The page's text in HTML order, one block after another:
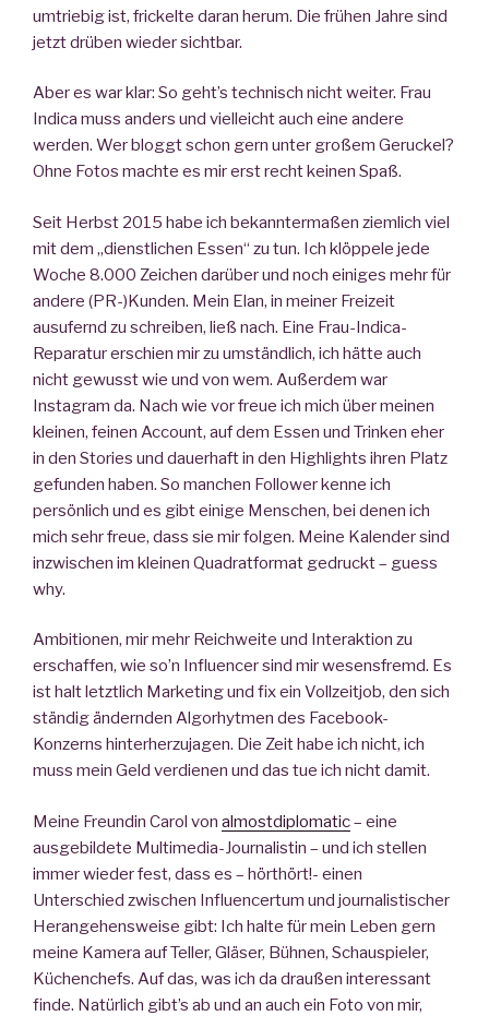
umtriebig ist, frickelte daran herum. Die frühen Jahre sind
jetzt drüben wieder sichtbar.
Aber es war klar: So geht’s technisch nicht weiter. Frau
Indica muss anders und vielleicht auch eine andere
werden. Wer bloggt schon gern unter großem Geruckel?
Ohne Fotos machte es mir erst recht keinen Spaß.
Seit Herbst 2015 habe ich bekanntermaßen ziemlich viel
mit dem „dienstlichen Essen“ zu tun. Ich klöppele jede
Woche 8.000 Zeichen darüber und noch einiges mehr für
andere (PR-)Kunden. Mein Elan, in meiner Freizeit
ausufernd zu schreiben, ließ nach. Eine Frau-Indica-
Reparatur erschien mir zu umständlich, ich hätte auch
nicht gewusst wie und von wem. Außerdem war
Instagram da. Nach wie vor freue ich mich über meinen
kleinen, feinen Account, auf dem Essen und Trinken eher
in den Stories und dauerhaft in den Highlights ihren Platz
gefunden haben. So manchen Follower kenne ich
persönlich und es gibt einige Menschen, bei denen ich
mich sehr freue, dass sie mir folgen. Meine Kalender sind
inzwischen im kleinen Quadratformat gedruckt – guess
why.
Ambitionen, mir mehr Reichweite und Interaktion zu
erschaffen, wie so’n Influencer sind mir wesensfremd. Es
ist halt letztlich Marketing und fix ein Vollzeitjob, den sich
ständig ändernden Algorhytmen des Facebook-
Konzerns hinterherzujagen. Die Zeit habe ich nicht, ich
muss mein Geld verdienen und das tue ich nicht damit.
Meine Freundin Carol von almostdiplomatic– eine
ausgebildete Multimedia-Journalistin – und ich stellen
immer wieder fest, dass es – hörthört!- einen
Unterschied zwischen Influencertum und journalistischer
Herangehensweise gibt: Ich halte für mein Leben gern
meine Kamera auf Teller, Gläser, Bühnen, Schauspieler,
Küchenchefs. Auf das, was ich da draußen interessant
finde. Natürlich gibt’s ab und an auch ein Foto von mir,